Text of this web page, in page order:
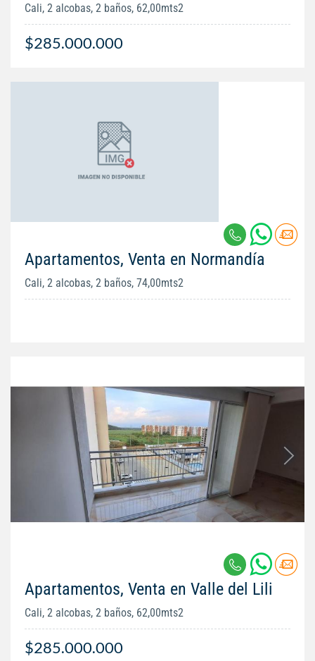
Cali, 2 alcobas, 2 baños, 62,00mts2
$285.000.000
Apartamentos, Venta en Normandía
Cali, 2 alcobas, 2 baños, 74,00mts2
Apartamentos, Venta en Valle del Lili
Cali, 2 alcobas, 2 baños, 62,00mts2
$285.000.000